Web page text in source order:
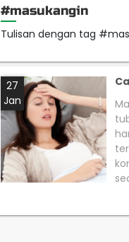
#masukangin
Tulisan dengan tag
27
Jan